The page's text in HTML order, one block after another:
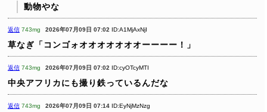
動物やな
返信 743mg 2026年07月09日 07:02 ID:A1MjAxNjI
草なぎ「コンゴォオオオオオオオーーーー！」
返信 743mg 2026年07月09日 07:02 ID:cyOTcyMTI
中央アフリカにも撮り鉄っているんだな
返信 743mg 2026年07月09日 07:14 ID:EyNjMzNzg